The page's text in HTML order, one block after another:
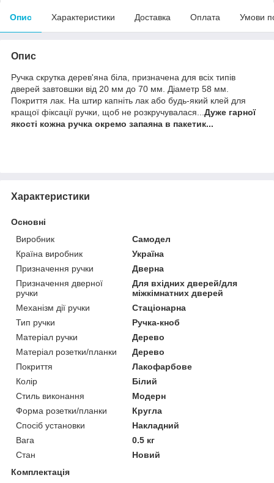
Опис Характеристики Доставка Оплата Умови
Опис
Ручка скрутка дерев'яна біла, призначена для всіх типів
дверей завтовшки від 20 мм до 70 мм. Діаметр 58 мм.
Покриття лак. На штир капніть лак або будь-який клей для
кращої фіксації ручки, щоб не розкручувалася... Дуже гарної
якості кожна ручка окремо запаяна в пакетик...
Характеристики
Основні
Виробник
Самодел
Країна виробник
Україна
Призначення ручки
Дверна
Призначення дверної
ручки
Для вхідних дверей/для
міжкімнатних дверей
Механізм дії ручки
Стаціонарна
Тип ручки
Ручка-кноб
Матеріал ручки
Дерево
Матеріал розетки/планки
Дерево
Покриття
Лакофарбове
Колір
Білий
Стиль виконання
Модерн
Форма розетки/планки
Кругла
Спосіб установки
Накладний
Вага
0.5 кг
Стан
Новий
Комплектація